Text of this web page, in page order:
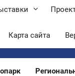
Карта сайта